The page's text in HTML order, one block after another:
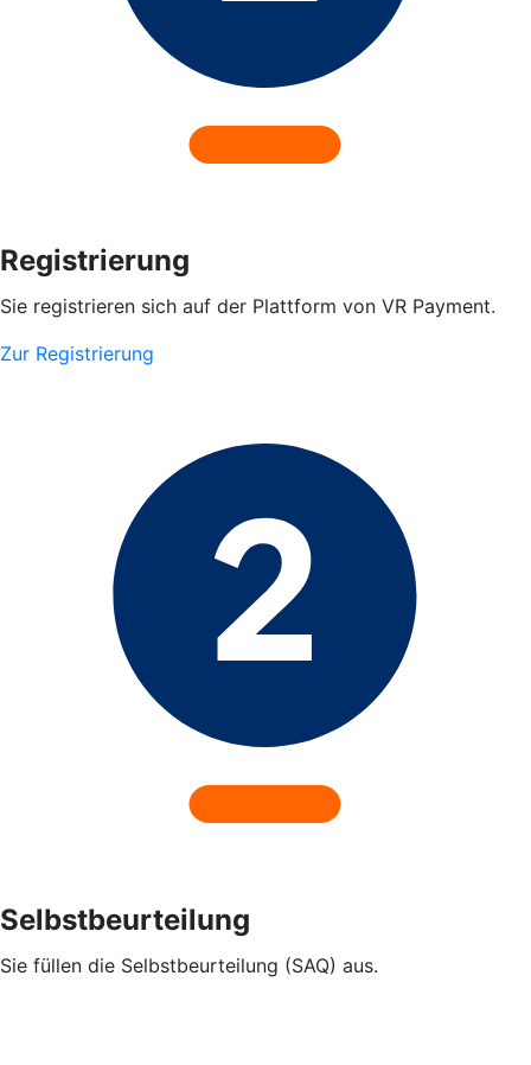
Registrierung
Sie registrieren sich auf der Plattform von VR Payment.
Zur Registrierung
Selbstbeurteilung
Sie füllen die Selbstbeurteilung (SAQ) aus.